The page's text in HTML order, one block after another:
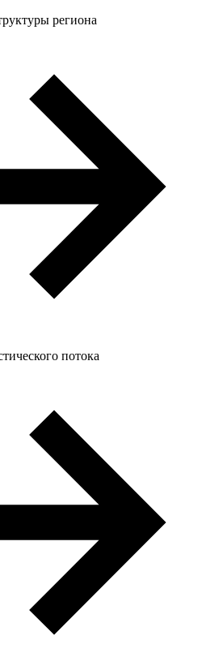
региона
потока